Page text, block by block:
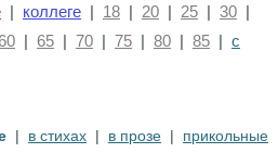
| коллеге| 18| 20| 25| 30|
| 65| 70| 75| 80| 85| с
| в стихах | в прозе | прикольные